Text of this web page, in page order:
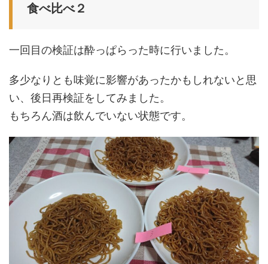
食べ比べ２
一回目の検証は酔っぱらった時に行いました。
多少なりとも味覚に影響があったかもしれないと思
い、後日再検証をしてみました。
もちろん酒は飲んでいない状態です。